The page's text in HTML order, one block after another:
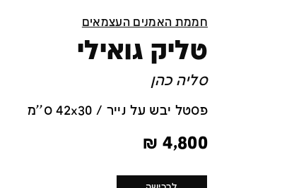
חממת האמנים העצמאים
טליק גואילי
סליה כהן
פסטל יבש על נייר / 42x30 ס''מ
4,800
₪